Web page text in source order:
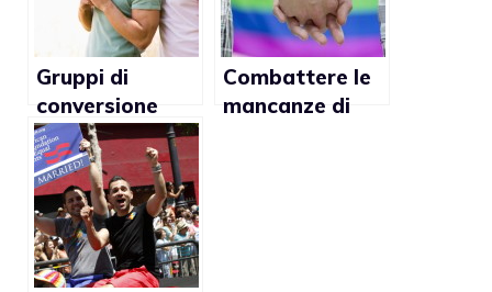
Gruppi di
conversione
gay-etero: dite
no
Combattere le
mancanze di